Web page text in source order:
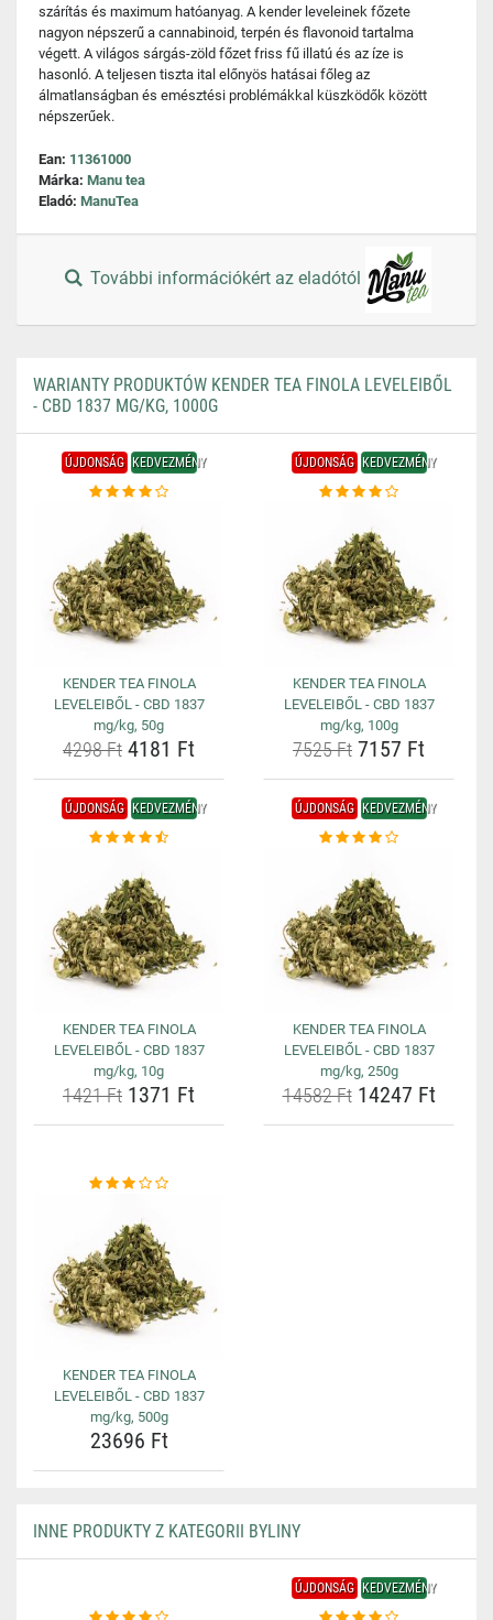
szárítás és maximum hatóanyag. A kender leveleinek főzete
nagyon népszerű a cannabinoid, terpén és flavonoid tartalma
végett. A világos sárgás-zöld főzet friss fű illatú és az íze is
hasonló. A teljesen tiszta ital előnyös hatásai főleg az
álmatlanságban és emésztési problémákkal küszködők között
népszerűek.
Ean: 11361000
Márka: Manu tea
Eladó: ManuTea
További információkért az eladótól
WARIANTY PRODUKTÓW KENDER TEA FINOLA LEVELEIBŐL
- CBD 1837 MG/KG, 1000G
ÚJDONSÁG KEDVEZMÉNY
KENDER TEA FINOLA
LEVELEIBŐL - CBD 1837
mg/kg, 50g
4298 Ft 4181 Ft
ÚJDONSÁG KEDVEZMÉNY
KENDER TEA FINOLA
LEVELEIBŐL - CBD 1837
mg/kg, 100g
7525 Ft 7157 Ft
ÚJDONSÁG KEDVEZMÉNY
KENDER TEA FINOLA
LEVELEIBŐL - CBD 1837
mg/kg, 10g
1421 Ft 1371 Ft
ÚJDONSÁG KEDVEZMÉNY
KENDER TEA FINOLA
LEVELEIBŐL - CBD 1837
mg/kg, 250g
14582 Ft14247 Ft
KENDER TEA FINOLA
LEVELEIBŐL - CBD 1837
mg/kg, 500g
23696 Ft
INNE PRODUKTY Z KATEGORII BYLINY
ÚJDONSÁG KEDVEZMÉNY